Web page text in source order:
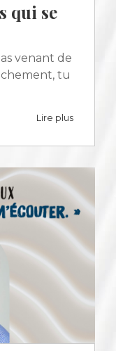
qui se
venant de
tu
Lire plus